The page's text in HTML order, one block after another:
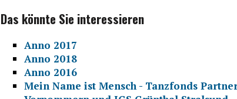
Das könnte Sie interessieren
Anno 2017
Anno 2018
Anno 2016
Mein Name ist Mensch - Tanzfonds